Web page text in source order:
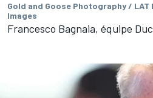
Gold and Goose Photography / LAT
Images
Francesco Bagnaia, équipe